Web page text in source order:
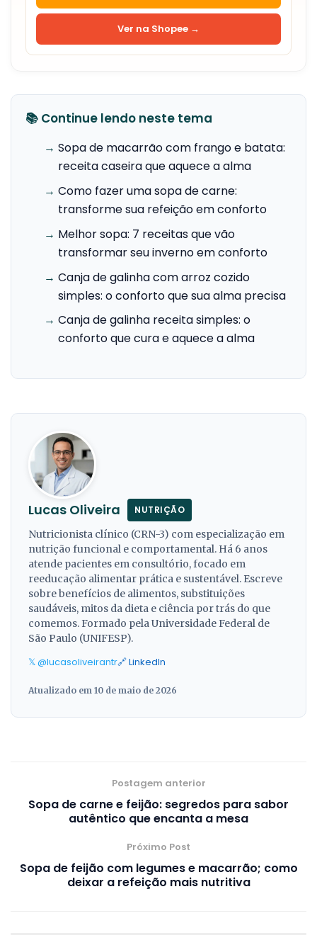
Ver na Shopee →
📚 Continue lendo neste tema
→ Sopa de macarrão com frango e batata:
receita caseira que aquece a alma
→ Como fazer uma sopa de carne:
transforme sua refeição em conforto
→ Melhor sopa: 7 receitas que vão
transformar seu inverno em conforto
→ Canja de galinha com arroz cozido
simples: o conforto que sua alma precisa
→ Canja de galinha receita simples: o
conforto que cura e aquece a alma
Lucas Oliveira NUTRIÇÃO
Nutricionista clínico (CRN-3) com especialização em
nutrição funcional e comportamental. Há 6 anos
atende pacientes em consultório, focado em
reeducação alimentar prática e sustentável. Escreve
sobre benefícios de alimentos, substituições
saudáveis, mitos da dieta e ciência por trás do que
comemos. Formado pela Universidade Federal de
São Paulo (UNIFESP).
𝕏 @lucasoliveirantr🔗 LinkedIn
Atualizado em 10 de maio de 2026
Postagem anterior
Sopa de carne e feijão: segredos para sabor
autêntico que encanta a mesa
Próximo Post
Sopa de feijão com legumes e macarrão; como
deixar a refeição mais nutritiva